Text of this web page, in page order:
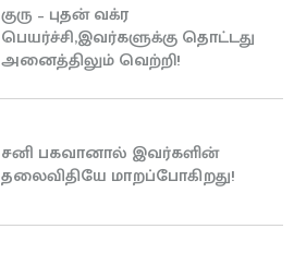
குரு – புதன் வக்ர
பெயர்ச்சி,இவர்களுக்கு தொட்டது
அனைத்திலும் வெற்றி!
சனி பகவானால் இவர்களின்
தலைவிதியே மாறப்போகிறது!